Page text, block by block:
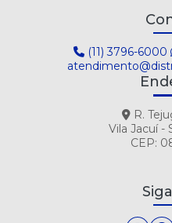
(11) 3796-6000
R.
Vila Jacuí -
CEP: